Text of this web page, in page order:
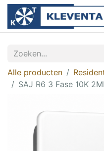
Alle producten
​​​SAJ R6 3 Fase 10K